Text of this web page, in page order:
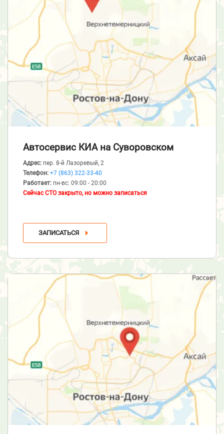
Автосервис КИА на Суворовском
Адрес: пер. 8-й Лазоревый, 2
Телефон: +7 (863) 322-33-40
Работает: пн-вс: 09:00 - 20:00
Сейчас СТО закрыто, но можно записаться
ЗАПИСАТЬСЯ